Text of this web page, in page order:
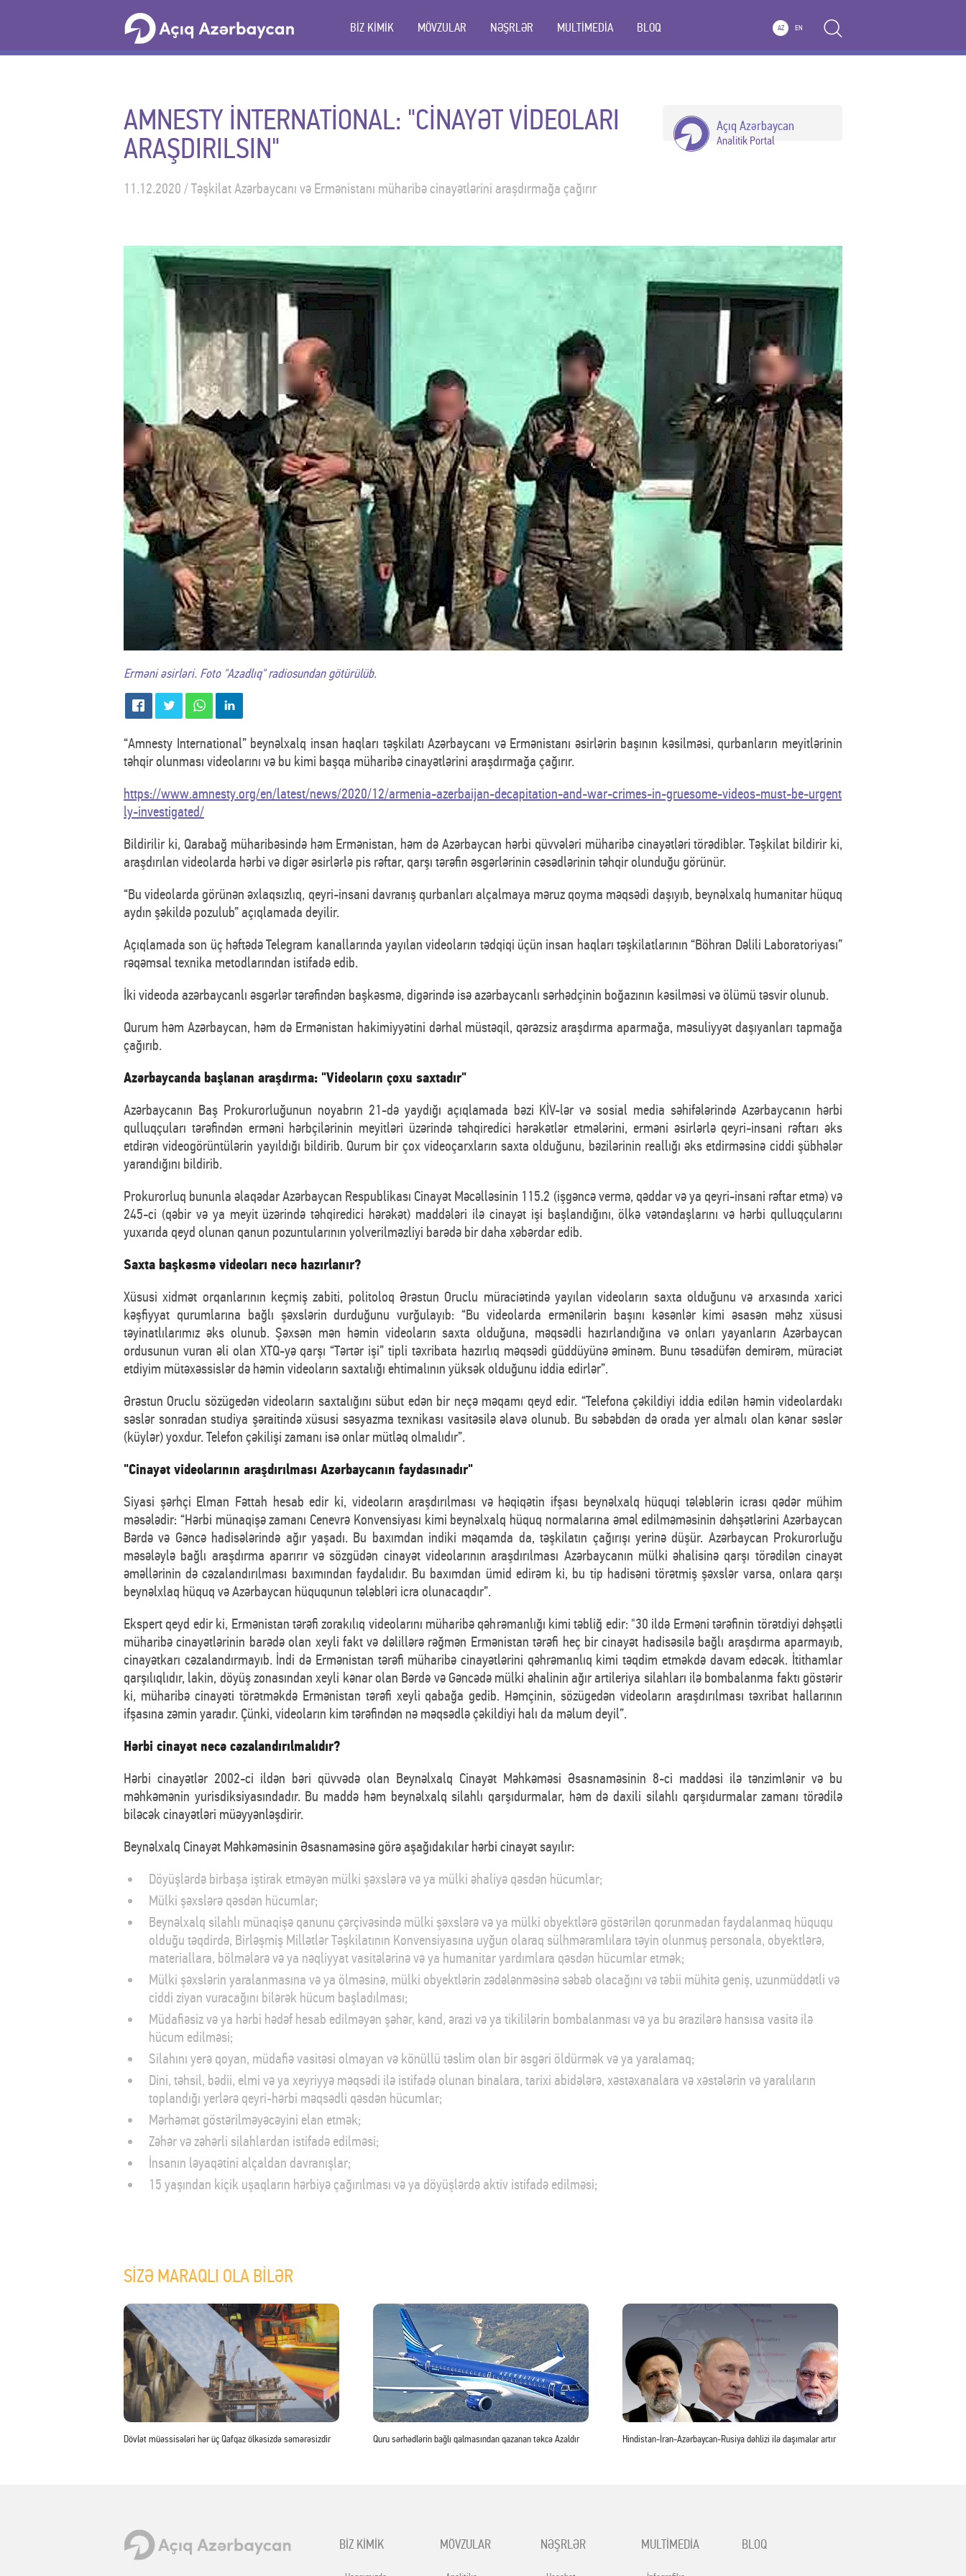
BİZ KİMİK MÖVZULAR NƏŞRLƏR MULTİMEDİA BLOQ AZ EN
Açıq Azərbaycan
Analitik Portal
AMNESTY İNTERNATİONAL: "CİNAYƏT VİDEOLARI
ARAŞDIRILSIN"
11.12.2020 / Təşkilat Azərbaycanı və Ermənistanı müharibə cinayətlərini araşdırmağa çağırır
Erməni əsirləri. Foto "Azadlıq" radiosundan götürülüb.
“Amnesty International” beynəlxalq insan haqları təşkilatı Azərbaycanı və Ermənistanı əsirlərin başının kəsilməsi, qurbanların meyitlərinin
təhqir olunması videolarını və bu kimi başqa müharibə cinayətlərini araşdırmağa çağırır.
https://www.amnesty.org/en/latest/news/2020/12/armenia-azerbaijan-decapitation-and-war-crimes-in-gruesome-videos-must-be-urgent
ly-investigated/
Bildirilir ki, Qarabağ müharibəsində həm Ermənistan, həm də Azərbaycan hərbi qüvvələri müharibə cinayətləri törədiblər. Təşkilat bildirir ki,
araşdırılan videolarda hərbi və digər əsirlərlə pis rəftar, qarşı tərəfin əsgərlərinin cəsədlərinin təhqir olunduğu görünür.
“Bu videolarda görünən əxlaqsızlıq, qeyri-insani davranış qurbanları alçalmaya məruz qoyma məqsədi daşıyıb, beynəlxalq humanitar hüquq
aydın şəkildə pozulub” açıqlamada deyilir.
Açıqlamada son üç həftədə Telegram kanallarında yayılan videoların tədqiqi üçün insan haqları təşkilatlarının “Böhran Dəlili Laboratoriyası”
rəqəmsal texnika metodlarından istifadə edib.
İki videoda azərbaycanlı əsgərlər tərəfindən başkəsmə, digərində isə azərbaycanlı sərhədçinin boğazının kəsilməsi və ölümü təsvir olunub.
Qurum həm Azərbaycan, həm də Ermənistan hakimiyyətini dərhal müstəqil, qərəzsiz araşdırma aparmağa, məsuliyyət daşıyanları tapmağa
çağırıb.
Azərbaycanda başlanan araşdırma: "Videoların çoxu saxtadır"
Azərbaycanın Baş Prokurorluğunun noyabrın 21-də yaydığı açıqlamada bəzi KİV-lər və sosial media səhifələrində Azərbaycanın hərbi
qulluqçuları tərəfindən erməni hərbçilərinin meyitləri üzərində təhqiredici hərəkətlər etmələrini, erməni əsirlərlə qeyri-insani rəftarı əks
etdirən videogörüntülərin yayıldığı bildirib. Qurum bir çox videoçarxların saxta olduğunu, bəzilərinin reallığı əks etdirməsinə ciddi şübhələr
yarandığını bildirib.
Prokurorluq bununla əlaqədar Azərbaycan Respublikası Cinayət Məcəlləsinin 115.2 (işgəncə vermə, qəddar və ya qeyri-insani rəftar etmə) və
245-ci (qəbir və ya meyit üzərində təhqiredici hərəkət) maddələri ilə cinayət işi başlandığını, ölkə vətəndaşlarını və hərbi qulluqçularını
yuxarıda qeyd olunan qanun pozuntularının yolverilməzliyi barədə bir daha xəbərdar edib.
Saxta başkəsmə videoları necə hazırlanır?
Xüsusi xidmət orqanlarının keçmiş zabiti, politoloq Ərəstun Oruclu müraciətində yayılan videoların saxta olduğunu və arxasında xarici
kəşfiyyat qurumlarına bağlı şəxslərin durduğunu vurğulayıb: “Bu videolarda ermənilərin başını kəsənlər kimi əsasən məhz xüsusi
təyinatlılarımız əks olunub. Şəxsən mən həmin videoların saxta olduğuna, məqsədli hazırlandığına və onları yayanların Azərbaycan
ordusunun vuran əli olan XTQ-yə qarşı “Tərtər işi” tipli təxribata hazırlıq məqsədi güddüyünə əminəm. Bunu təsadüfən demirəm, müraciət
etdiyim mütəxəssislər də həmin videoların saxtalığı ehtimalının yüksək olduğunu iddia edirlər”.
Ərəstun Oruclu sözügedən videoların saxtalığını sübut edən bir neçə məqamı qeyd edir. “Telefona çəkildiyi iddia edilən həmin videolardakı
səslər sonradan studiya şəraitində xüsusi səsyazma texnikası vasitəsilə əlavə olunub. Bu səbəbdən də orada yer almalı olan kənar səslər
(küylər) yoxdur. Telefon çəkilişi zamanı isə onlar mütləq olmalıdır”.
"Cinayət videolarının araşdırılması Azərbaycanın faydasınadır"
Siyasi şərhçi Elman Fəttah hesab edir ki, videoların araşdırılması və həqiqətin ifşası beynəlxalq hüquqi tələblərin icrası qədər mühim
məsələdir: “Hərbi münaqişə zamanı Cenevrə Konvensiyası kimi beynəlxalq hüquq normalarına əməl edilməməsinin dəhşətlərini Azərbaycan
Bərdə və Gəncə hadisələrində ağır yaşadı. Bu baxımdan indiki məqamda da, təşkilatın çağırışı yerinə düşür. Azərbaycan Prokurorluğu
məsələylə bağlı araşdırma aparırır və sözgüdən cinayət videolarının araşdırılması Azərbaycanın mülki əhalisinə qarşı törədilən cinayət
əməllərinin də cəzalandırılması baxımından faydalıdır. Bu baxımdan ümid edirəm ki, bu tip hadisəni törətmiş şəxslər varsa, onlara qarşı
beynəlxlaq hüquq və Azərbaycan hüququnun tələbləri icra olunacaqdır”.
Ekspert qeyd edir ki, Ermənistan tərəfi zorakılıq videolarını müharibə qəhrəmanlığı kimi təbliğ edir: "30 ildə Erməni tərəfinin törətdiyi dəhşətli
müharibə cinayətlərinin barədə olan xeyli fakt və dəlillərə rəğmən Ermənistan tərəfi heç bir cinayət hadisəsilə bağlı araşdırma aparmayıb,
cinayətkarı cəzalandırmayıb. İndi də Ermənistan tərəfi müharibə cinayətlərini qəhrəmanlıq kimi təqdim etməkdə davam edəcək. İtithamlar
qarşılıqlıdır, lakin, döyüş zonasından xeyli kənar olan Bərdə və Gəncədə mülki əhalinin ağır artileriya silahları ilə bombalanma faktı göstərir
ki, müharibə cinayəti törətməkdə Ermənistan tərəfi xeyli qabağa gedib. Həmçinin, sözügedən videoların araşdırılması təxribat hallarının
ifşasına zəmin yaradır. Çünki, videoların kim tərəfindən nə məqsədlə çəkildiyi halı da məlum deyil”.
Hərbi cinayət necə cəzalandırılmalıdır?
Hərbi cinayətlər 2002-ci ildən bəri qüvvədə olan Beynəlxalq Cinayət Məhkəməsi Əsasnaməsinin 8-ci maddəsi ilə tənzimlənir və bu
məhkəmənin yurisdiksiyasındadır. Bu maddə həm beynəlxalq silahlı qarşıdurmalar, həm də daxili silahlı qarşıdurmalar zamanı törədilə
biləcək cinayətləri müəyyənləşdirir.
Beynəlxalq Cinayət Məhkəməsinin Əsasnaməsinə görə aşağıdakılar hərbi cinayət sayılır:
Döyüşlərdə birbaşa iştirak etməyən mülki şəxslərə və ya mülki əhaliyə qəsdən hücumlar;
Mülki şəxslərə qəsdən hücumlar;
Beynəlxalq silahlı münaqişə qanunu çərçivəsində mülki şəxslərə və ya mülki obyektlərə göstərilən qorunmadan faydalanmaq hüququ
olduğu təqdirdə, Birləşmiş Millətlər Təşkilatının Konvensiyasına uyğun olaraq sülhməramlılara təyin olunmuş personala, obyektlərə,
materiallara, bölmələrə və ya nəqliyyat vasitələrinə və ya humanitar yardımlara qəsdən hücumlar etmək;
Mülki şəxslərin yaralanmasına və ya ölməsinə, mülki obyektlərin zədələnməsinə səbəb olacağını və təbii mühitə geniş, uzunmüddətli və
ciddi ziyan vuracağını bilərək hücum başladılması;
Müdafiəsiz və ya hərbi hədəf hesab edilməyən şəhər, kənd, ərazi və ya tikililərin bombalanması və ya bu ərazilərə hansısa vasitə ilə
hücum edilməsi;
Silahını yerə qoyan, müdafiə vasitəsi olmayan və könüllü təslim olan bir əsgəri öldürmək və ya yaralamaq;
Dini, təhsil, bədii, elmi və ya xeyriyyə məqsədi ilə istifadə olunan binalara, tarixi abidələrə, xəstəxanalara və xəstələrin və yaralıların
toplandığı yerlərə qeyri-hərbi məqsədli qəsdən hücumlar;
Mərhəmət göstərilməyəcəyini elan etmək;
Zəhər və zəhərli silahlardan istifadə edilməsi;
İnsanın ləyaqətini alçaldan davranışlar;
15 yaşından kiçik uşaqların hərbiyə çağırılması və ya döyüşlərdə aktiv istifadə edilməsi;
SİZƏ MARAQLI OLA BİLƏR
Dövlət müəssisələri hər üç Qafqaz ölkəsizdə səmərəsizdir Quru sərhədlərin bağlı qalmasından qazanan təkcə Azaldır Hindistan-İran-Azərbaycan-Rusiya dəhlizi ilə daşımalar artır
BİZ KİMİK MÖVZULAR NƏŞRLƏR MULTİMEDİA BLOQ